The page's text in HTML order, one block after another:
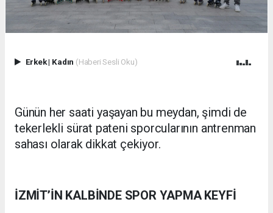
Erkek| Kadın (Haberi Sesli Oku)
Günün her saati yaşayan bu meydan, şimdi de
tekerlekli sürat pateni sporcularının antrenman
sahası olarak dikkat çekiyor.
İZMİT’İN KALBİNDE SPOR YAPMA KEYFİ